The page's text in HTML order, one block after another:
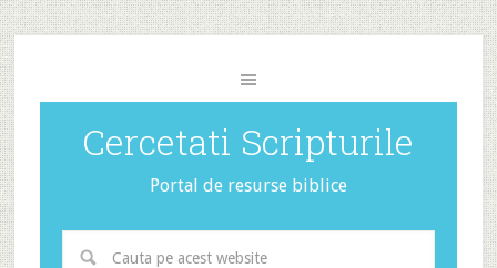
Cercetati Scripturile
Portal de resurse biblice